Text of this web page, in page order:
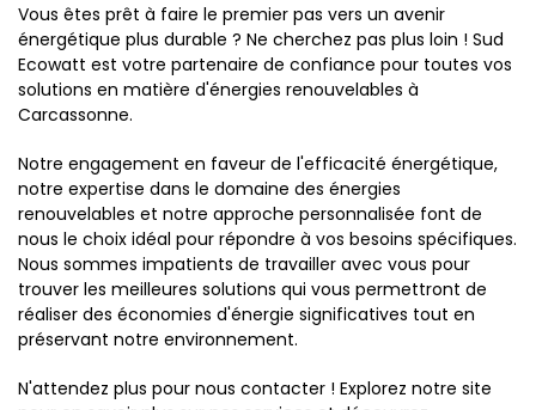
Vous êtes prêt à faire le premier pas vers un avenir
énergétique plus durable ? Ne cherchez pas plus loin ! Sud
Ecowatt est votre partenaire de confiance pour toutes vos
solutions en matière d'énergies renouvelables à
Carcassonne.
Notre engagement en faveur de l'efficacité énergétique,
notre expertise dans le domaine des énergies
renouvelables et notre approche personnalisée font de
nous le choix idéal pour répondre à vos besoins spécifiques.
Nous sommes impatients de travailler avec vous pour
trouver les meilleures solutions qui vous permettront de
réaliser des économies d'énergie significatives tout en
préservant notre environnement.
N'attendez plus pour nous contacter ! Explorez notre site